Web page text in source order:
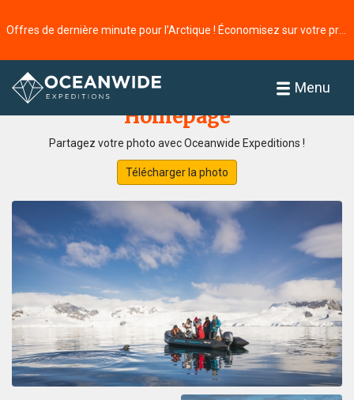
Menu
Accueil
Homepage
Partagez votre photo avec Oceanwide Expeditions !
Télécharger la photo